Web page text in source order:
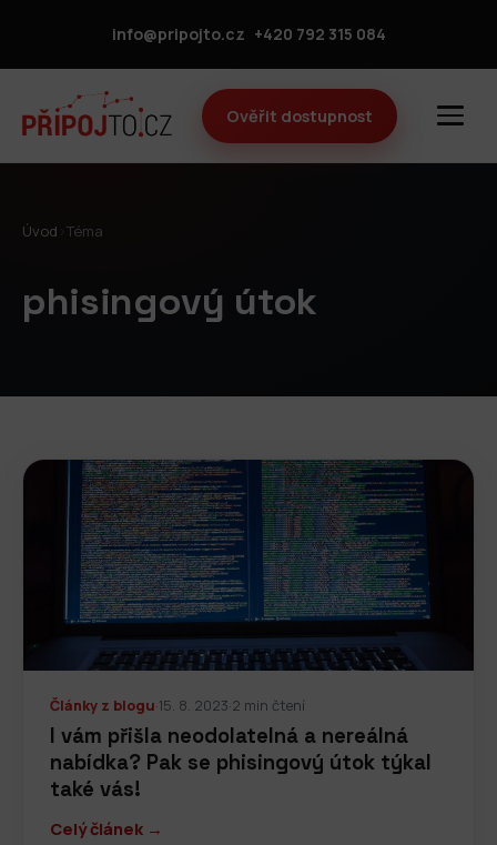
info@pripojto.cz +420 792 315 084
Ověřit dostupnost
Úvod Téma
phisingový útok
Články z blogu·15. 8. 2023·2 min čtení
I vám přišla neodolatelná a nereálná
nabídka? Pak se phisingový útok týkal
také vás!
Celý článek →